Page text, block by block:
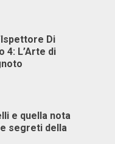
Di
4: L’Arte di
e quella nota
segreti della